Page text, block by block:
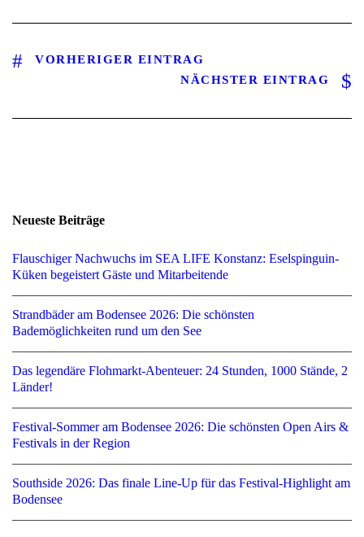
VORHERIGER EINTRAG
NÄCHSTER EINTRAG
Neueste Beiträge
Flauschiger Nachwuchs im SEA LIFE Konstanz: Eselspinguin-
Küken begeistert Gäste und Mitarbeitende
Strandbäder am Bodensee 2026: Die schönsten
Bademöglichkeiten rund um den See
Das legendäre Flohmarkt-Abenteuer: 24 Stunden, 1000 Stände, 2
Länder!
Festival-Sommer am Bodensee 2026: Die schönsten Open Airs &
Festivals in der Region
Southside 2026: Das finale Line-Up für das Festival-Highlight am
Bodensee